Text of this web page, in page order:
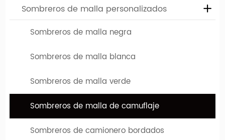
Diseña tu propio sombrero de camuflaje
Sombreros de malla personalizados
Sombreros de malla negra
Sombreros de malla blanca
Sombreros de malla verde
Sombreros de malla de camuflaje
Sombreros de camionero bordados